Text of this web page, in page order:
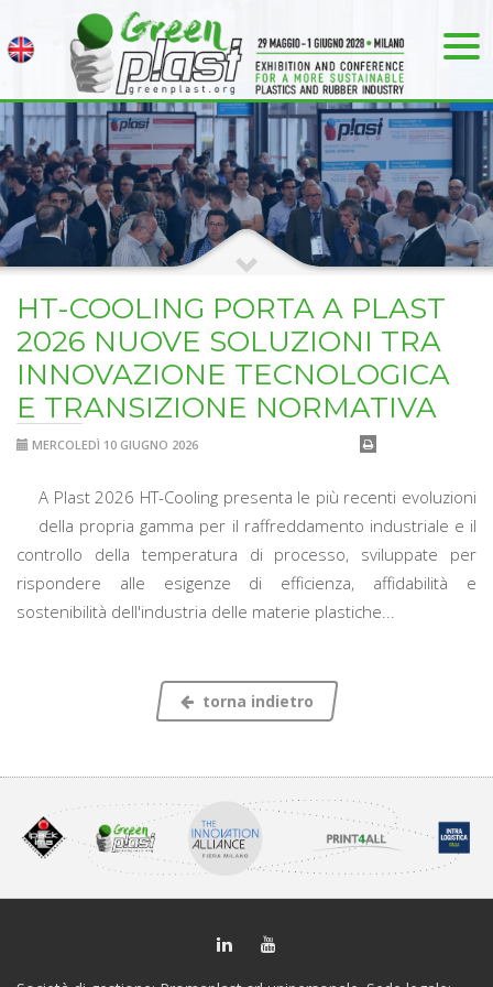
HT-COOLING PORTA A PLAST
2026 NUOVE SOLUZIONI TRA
INNOVAZIONE TECNOLOGICA
E TRANSIZIONE NORMATIVA
MERCOLEDÌ 10 GIUGNO 2026
A Plast 2026 HT-Cooling presenta le più recenti evoluzioni
della propria gamma per il raffreddamento industriale e il
controllo della temperatura di processo, sviluppate per
rispondere alle esigenze di efficienza, affidabilità e
sostenibilità dell'industria delle materie plastiche...
torna indietro